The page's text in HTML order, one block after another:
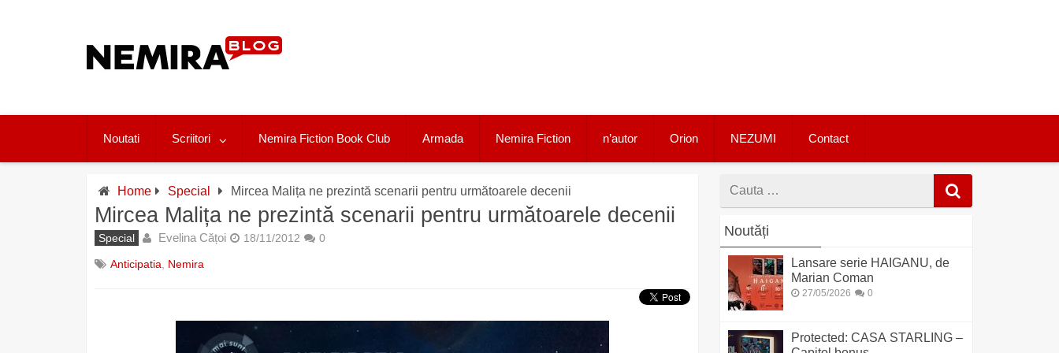
Noutati Scriitori Nemira Fiction Book Club Armada Nemira Fiction n’autor Orion NEZUMI Contact
Home Special Mircea Malița ne prezintă scenarii pentru următoarele decenii
Mircea Malița ne prezintă scenarii pentru următoarele decenii
Special Evelina Cățoi 18/11/2012 0
Anticipatia Nemira
Cauta
Noutăți
Lansare serie HAIGANU, de
Marian Coman
27/05/2026 0
Protected: CASA STARLING –